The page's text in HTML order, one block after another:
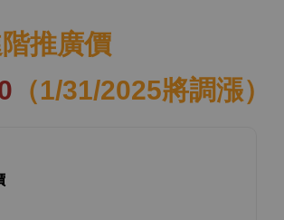
推廣價
（1/31/2025將調漲）